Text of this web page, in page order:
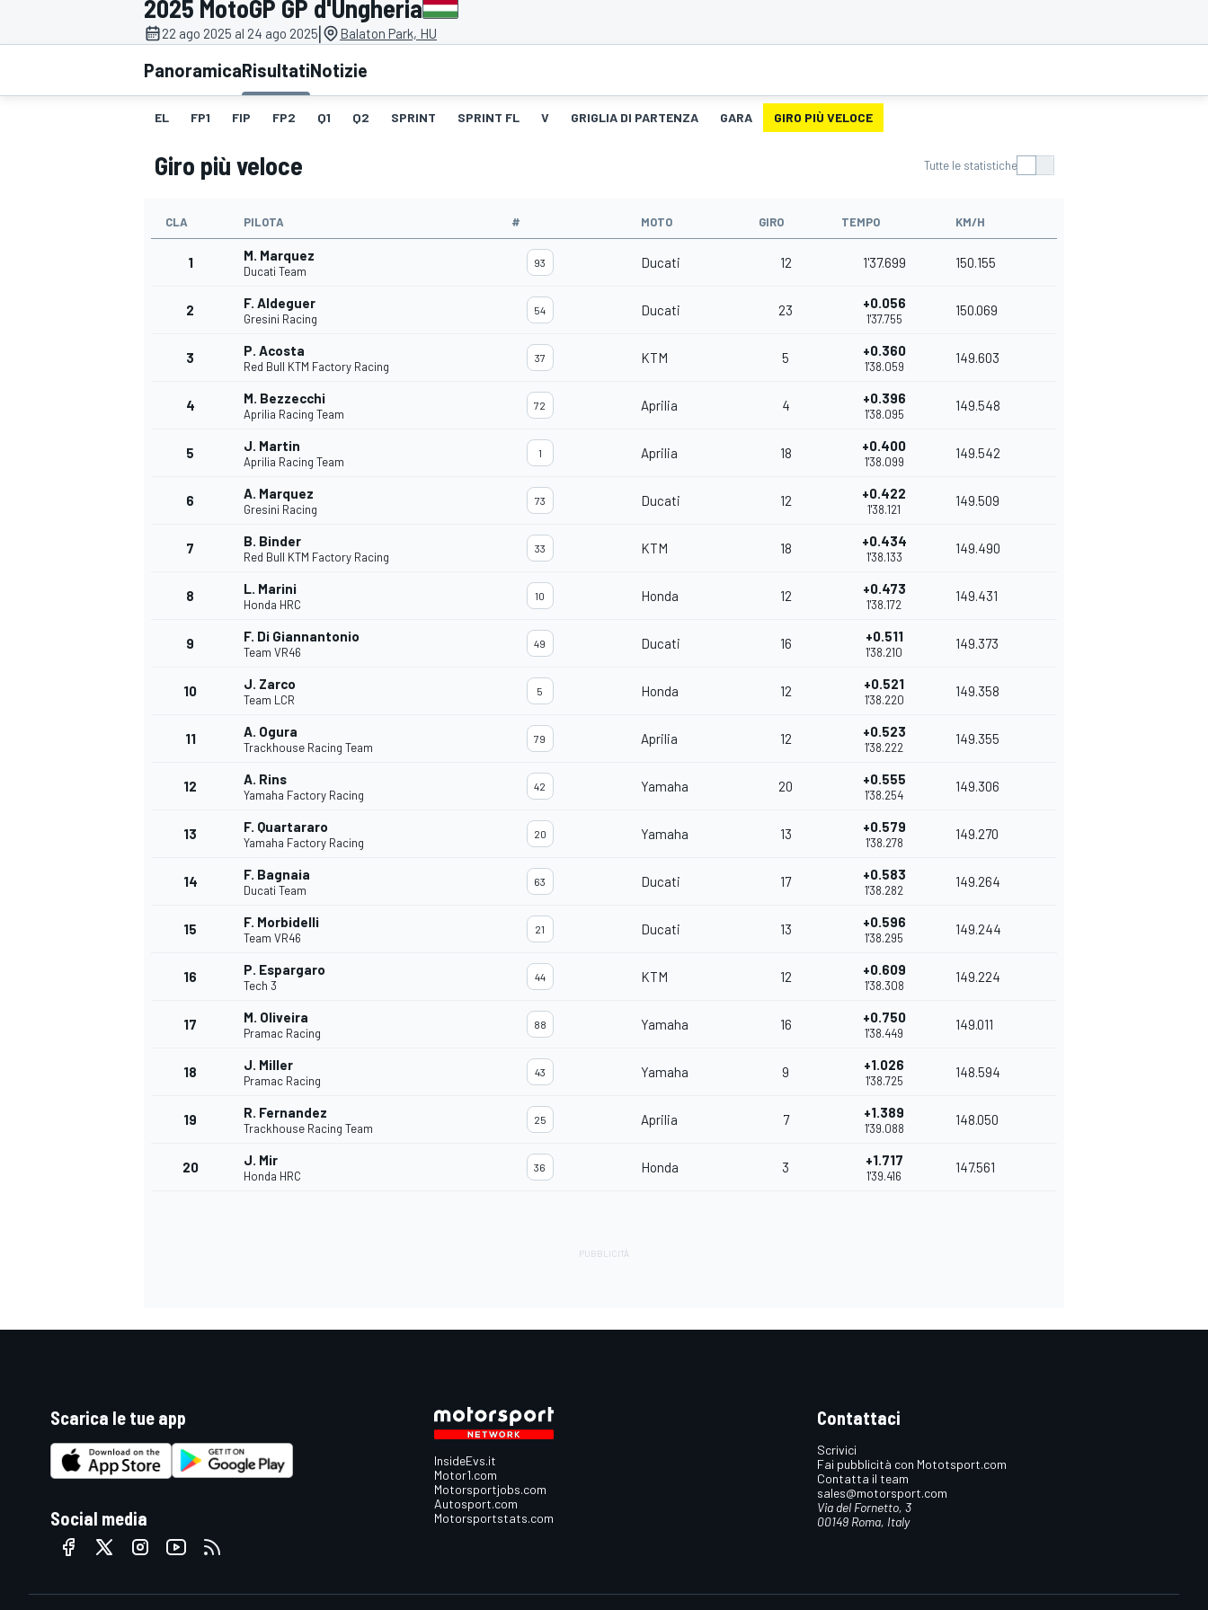
MOTOGP WEC
WRC
MONOPOSTO
ENDURANCE/GT
2025 MotoGP GP d'Ungheria
22 ago 2025 al 24 ago 2025| Balaton Park, HU
PanoramicaRisultatiNotizie
EL FP1 FIP FP2 Q1 Q2 SPRINT SPRINT FL V GRIGLIA DI PARTENZA GARA GIRO PIÙ VELOCE
Giro più veloce Tutte le statistiche
CLA PILOTA # MOTO GIRO TEMPO KM/H
1 M. Marquez
Ducati Team
93 Ducati 12 1'37.699 150.155
2 F. Aldeguer
Gresini Racing
54 Ducati 23 +0.056
1'37.755
150.069
3 P. Acosta
Red Bull KTM Factory Racing
37 KTM 5 +0.360
1'38.059
149.603
4 M. Bezzecchi
Aprilia Racing Team
72 Aprilia 4 +0.396
1'38.095
149.548
5 J. Martin
Aprilia Racing Team
1 Aprilia 18 +0.400
1'38.099
149.542
6 A. Marquez
Gresini Racing
73 Ducati 12 +0.422
1'38.121
149.509
7 B. Binder
Red Bull KTM Factory Racing
33 KTM 18 +0.434
1'38.133
149.490
8 L. Marini
Honda HRC
10 Honda 12 +0.473
1'38.172
149.431
9 F. Di Giannantonio
Team VR46
49 Ducati 16 +0.511
1'38.210
149.373
10 J. Zarco
Team LCR
5 Honda 12 +0.521
1'38.220
149.358
11 A. Ogura
Trackhouse Racing Team
79 Aprilia 12 +0.523
1'38.222
149.355
12 A. Rins
Yamaha Factory Racing
42 Yamaha 20 +0.555
1'38.254
149.306
13 F. Quartararo
Yamaha Factory Racing
20 Yamaha 13 +0.579
1'38.278
149.270
14 F. Bagnaia
Ducati Team
63 Ducati 17 +0.583
1'38.282
149.264
15 F. Morbidelli
Team VR46
21 Ducati 13 +0.596
1'38.295
149.244
16 P. Espargaro
Tech 3
44 KTM 12 +0.609
1'38.308
149.224
17 M. Oliveira
Pramac Racing
88 Yamaha 16 +0.750
1'38.449
149.011
18 J. Miller
Pramac Racing
43 Yamaha 9 +1.026
1'38.725
148.594
19 R. Fernandez
Trackhouse Racing Team
25 Aprilia 7 +1.389
1'39.088
148.050
20 J. Mir
Honda HRC
36 Honda 3 +1.717
1'39.416
147.561
Scarica le tue app
Social media
InsideEvs.it
Motor1.com
Motorsportjobs.com
Autosport.com
Motorsportstats.com
Contattaci
Scrivici
Fai pubblicità con Mototsport.com
Contatta il team
sales@motorsport.com
Via del Fornetto, 3
00149 Roma, Italy